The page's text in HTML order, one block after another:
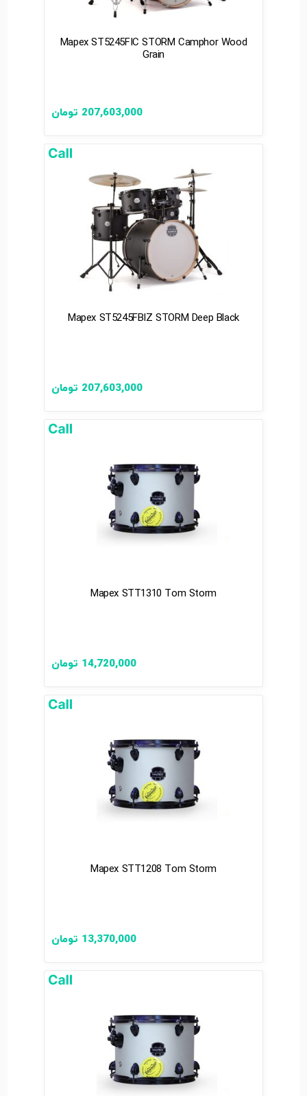
Mapex ST5245FIC STORM Camphor Wood
Grain
207,603,000 تومان
Mapex ST5245FBIZ STORM Deep Black
207,603,000 تومان
Mapex STT1310 Tom Storm
14,720,000 تومان
Mapex STT1208 Tom Storm
13,370,000 تومان